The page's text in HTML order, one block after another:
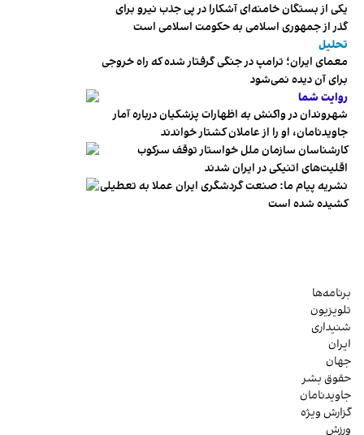
یکی از بستگان خامنه‌ای آشکارا در پی جذب نیرو برای
گذر از جمهوری اسلامی به حکومت اسلامی است
تحلیل
معمای ایران؛ ترامپ در جنگی گرفتار شده که راه خروجی
برای آن دیده نمی‌شود
روایت شما
شهروندان در واکنش به اظهارات پزشکیان درباره آمار
جاویدنامان، او را از عاملان کشتار خواندند
کارشناسان سازمان ملل خواستار توقف سرکوب
اقلیت‌های اتنیکی در ایران شدند
نشریه پیام ما: صنعت گردشگری ایران عملا به تعطیلی
کشیده شده است
برنامه‌ها
تلویزیون
شنیداری
ایران
جهان
حقوق بشر
جاویدنامان
گزارش ویژه
ورزش